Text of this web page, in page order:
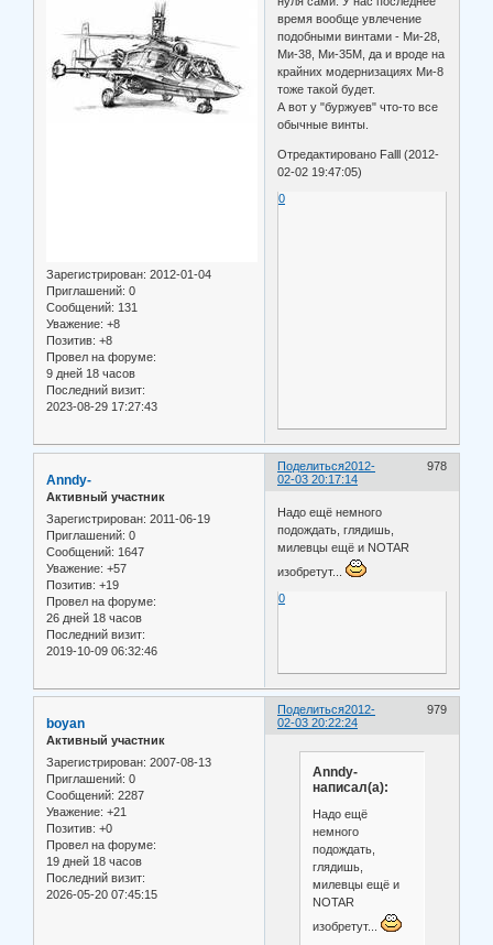
Зарегистрирован: 2012-01-04
Приглашений: 0
Сообщений: 131
Уважение: +8
Позитив: +8
Провел на форуме:
9 дней 18 часов
Последний визит:
2023-08-29 17:27:43
время вообще увлечение
подобными винтами - Ми-28,
Ми-38, Ми-35М, да и вроде на
крайних модернизациях Ми-8
тоже такой будет.
А вот у "буржуев" что-то все
обычные винты.
Отредактировано Falll (2012-
02-02 19:47:05)
0
Поделиться 978
2012-
02-03 20:17:14
Anndy-
Активный участник
Зарегистрирован: 2011-06-19
Приглашений: 0
Сообщений: 1647
Уважение: +57
Позитив: +19
Провел на форуме:
26 дней 18 часов
Последний визит:
2019-10-09 06:32:46
Надо ещё немного
подождать, глядишь,
милевцы ещё и NOTAR
изобретут...
0
Поделиться 979
2012-
02-03 20:22:24
boyan
Активный участник
Зарегистрирован: 2007-08-13
Приглашений: 0
Сообщений: 2287
Уважение: +21
Позитив: +0
Провел на форуме:
19 дней 18 часов
Последний визит:
2026-05-20 07:45:15
Anndy-
написал(а):
Надо ещё
немного
подождать,
глядишь,
милевцы ещё и
NOTAR
изобретут...